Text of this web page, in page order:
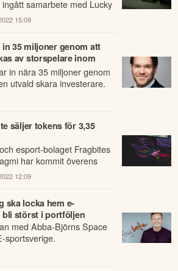
samarbete med Lucky
till F...
15:09
35 miljoner genom att
av storspelare inom
in nära 35 miljoner genom
utvald skara investerare.
säljer tokens för 3,35
esport-bolaget Fragbites
har kommit överens
som ska ...
12:09
ska locka hem e-
störst i portföljen
med Abba-Björns Space
sportsverige.